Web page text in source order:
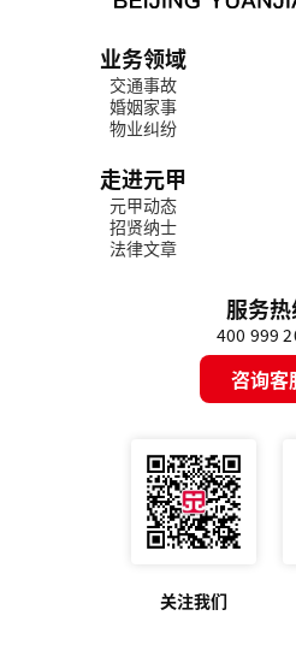
业务领域
交通事故
婚姻家事
物业纠纷
走进元甲
元甲动态
招贤纳士
法律文章
服务
400 999
咨询客
关注我们